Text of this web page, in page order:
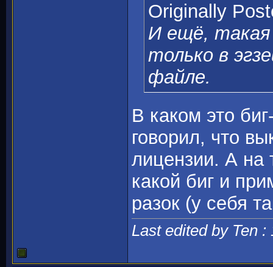
Originally
И ещё, такая
только в
файле.
В каком это
говорил, что
лицензии. А на
какой биг и
разок (у себя
Last edited by Ten